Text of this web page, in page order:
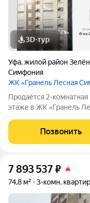
3D-тур
Уфа,жилой район
Симфония
ЖК «Гранель Лесная
Продаётся 2-
этаже в ЖК «Гранель
окна во двор. Проект
Уфы, в уютном
Позвонить
7 893 537₽
74,8 м² 3-комн.